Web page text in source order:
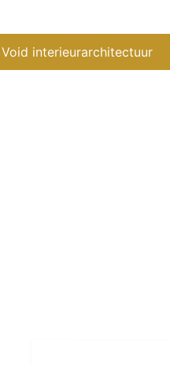
interieurarchitectuur